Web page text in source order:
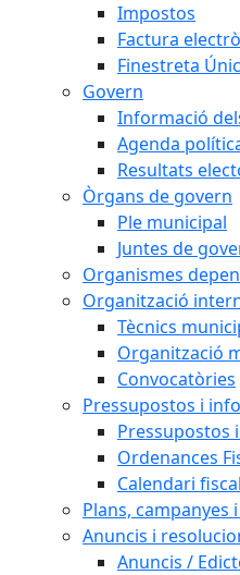
Impostos
Factura
Finestreta
Govern
Informació
Agenda
Resultats
Òrgans de govern
Ple municipal
Juntes de
Organismes
Organització
Tècnics
Organització
Convocatòries
Pressupostos i
Pressupostos
Ordenances
Calendari fiscal
Plans, campanyes
Anuncis i
Anuncis /